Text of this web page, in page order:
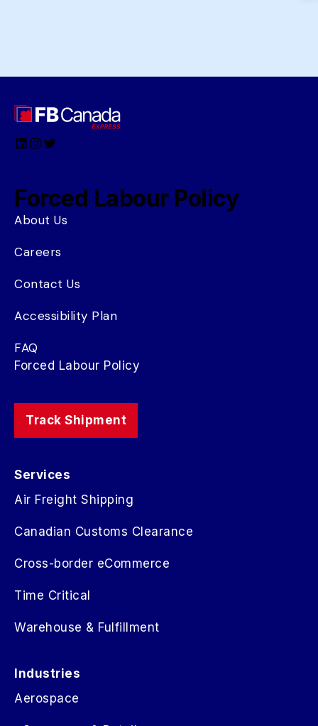
LinkedIn
Instagram
Twitter
Forced Labour Policy
About Us
Careers
Contact Us
Accessibility Plan
FAQ
Forced Labour Policy
Track Shipment
Services
Air Freight Shipping
Canadian Customs Clearance
Cross-border eCommerce
Time Critical
Warehouse & Fulfillment
Industries
Aerospace